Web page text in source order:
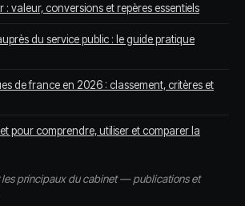
: valeur, conversions et repères essentiels
du service public : le guide pratique
de france en 2026 : classement, critères et
pour comprendre, utiliser et comparer la
les principaux du cabinet — publications et